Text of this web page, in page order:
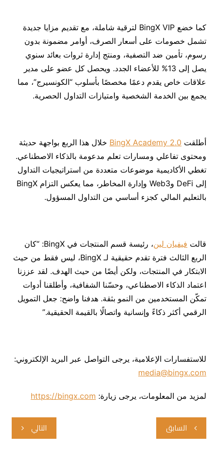
كما خضع BingX VIP لترقية شاملة، مع تقديم مزايا جديدة
تشمل خصومات على أسعار الصرف، أوامر مضمونة بدون
رسوم، تأمين ضد التصفية، ومنتج إدارة ثروات بعائد سنوي
يصل إلى 13% للأعضاء الجدد. ويحصل كل عضو على مدير
علاقات خاص يقدم دعمًا مخصصًا بأسلوب “الكونسيرج”، مما
يجمع بين الخدمة الشخصية وامتيازات التداول الحصرية.
أطلقت BingX Academy 2.0 خلال هذا الربع بواجهة حديثة
ومحتوى تفاعلي ومسارات تعلم مدعومة بالذكاء الاصطناعي.
تغطي الأكاديمية موضوعات متعددة من استراتيجيات التداول
إلى DeFi وWeb3 وإدارة المخاطر، مما يعكس التزام BingX
بالتعليم المالي كجزء أساسي من التداول المسؤول.
قالت فيفيان لين
، رئيسة قسم المنتجات في BingX: “كان
الربع الثالث فترة تقدم حقيقية لـ BingX، ليس فقط من حيث
الابتكار في المنتجات، ولكن أيضًا من حيث الهدف. لقد عززنا
اعتماد الذكاء الاصطناعي، وحسّنا الشفافية، وأطلقنا أدوات
تمكّن المستخدمين من النمو بثقة. هدفنا واضح: جعل التمويل
الرقمي أكثر ذكاءً وإنسانية واتصالًا بالقيمة الحقيقية.”
للاستفسارات الإعلامية، يرجى التواصل عبر البريد الإلكتروني:
media@bingx.com
لمزيد من المعلومات، يرجى زيارة: https://bingx.com
تصفّح
المقالات
السابق التالي